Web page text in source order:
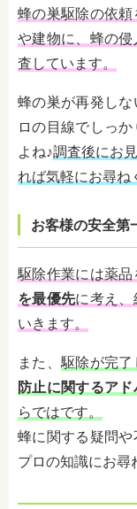
蜂の巣駆除の依
や建物に、蜂の
査しています。
蜂の巣が再発し
ロの目線でしっ
よね♪調査後にお
れば気軽にお尋ね
お客様の安全第
駆除作業には薬
を最優先に考え、
いきます。
また、駆除が完了
防止に関するアド
らではです。
蜂に関する疑問
プロの知識にお尋